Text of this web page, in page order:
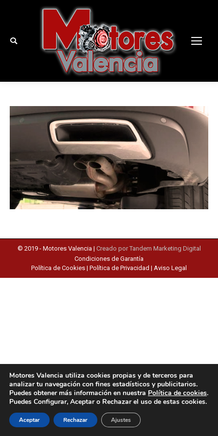
Buscar:
© 2019 - Motores Valencia| Creado por Tandem Marketing Digital
Condiciones de Garantía
Política de Cookies | Política de Privacidad | Aviso Legal
Motores Valencia utiliza cookies propias y de terceros para
analizar tu navegación con fines estadísticos y publicitarios.
Puedes obtener más información en nuestra Política de cookies.
Puedes Configurar, Aceptar o Rechazar el uso de estas cookies.
Aceptar Rechazar Ajustes